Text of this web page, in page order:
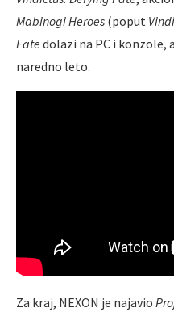
Mabinogi Heroes (poput
Fate dolazi na PC i konzole,
naredno leto.
Za kraj, NEXON je najavio